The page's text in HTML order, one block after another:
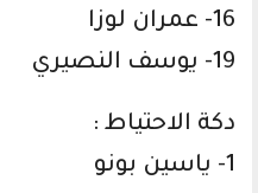
16- عمران لوزا
19- يوسف النصيري
دكة الاحتياط :
1- ياسين بونو